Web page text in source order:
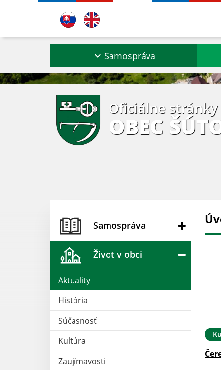
Samospráva
Oficiálne stránky
OBEC
Samospráva
Život v obci
Aktuality
História
Súčasnosť
Kultúra
Zaujímavosti
15. DEC 2025 Oznámenia 26. NOV 2025
Oznam - COOP JEDNOTA
ŠÚTOVCE